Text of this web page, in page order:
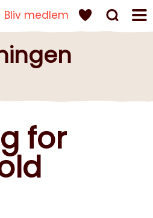
Bliv medlem
for